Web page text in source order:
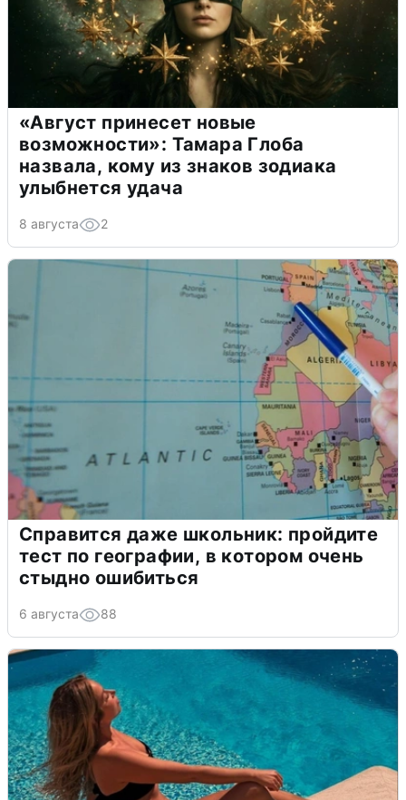
«Август принесет новые
возможности»: Тамара Глоба
назвала, кому из знаков зодиака
улыбнется удача
8 августа 2
Справится даже школьник: пройдите
тест по географии, в котором очень
стыдно ошибиться
6 августа 88